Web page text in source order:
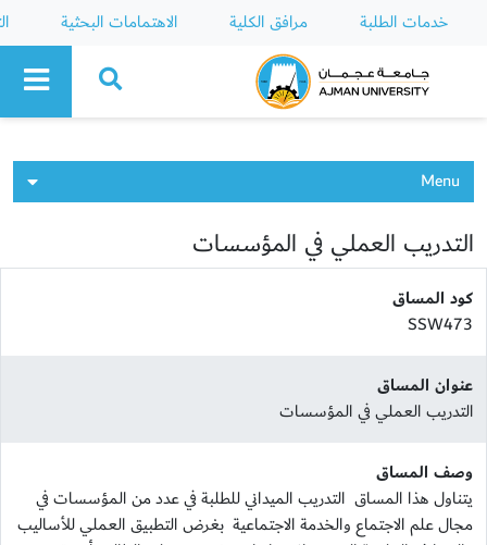
خدمات الطلبة مرافق الكلية الاهتمامات البحثية
Ajman University
Menu
التدريب العملي في المؤسسات
كود المساق
SSW473
عنوان المساق
التدريب العملي في المؤسسات
وصف المساق
يتناول هذا المساق التدريب الميداني للطلبة في عدد من المؤسسات في
مجال علم الاجتماع والخدمة الاجتماعية بغرض التطبيق العملي للأساليب